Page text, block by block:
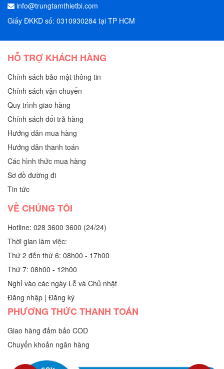
info@trungtamthietbi.com
Giấy ĐKKD số: 0310930284 tại TP HCM
HỖ TRỢ KHÁCH HÀNG
Chính sách bảo mật thông tin
Chính sách vận chuyển
Quy trình giao hàng
Chính sách đổi trả hàng
Hướng dẫn mua hàng
Hướng dẫn thanh toán
Các hình thức mua hàng
Sơ đồ đường đi
Tin tức
VỀ CHÚNG TÔI
Hotline: 028 3600 3600 (24/24)
Thời gian làm việc:
Thứ 2 đến thứ 6: 08h00 - 17h00
Thứ 7: 08h00 - 12h00
Nghỉ vào các ngày Lễ và Chủ nhật
Đăng nhập | Đăng ký
PHƯƠNG THỨC THANH TOÁN
Giao hàng đảm bảo COD
Chuyển khoản ngân hàng